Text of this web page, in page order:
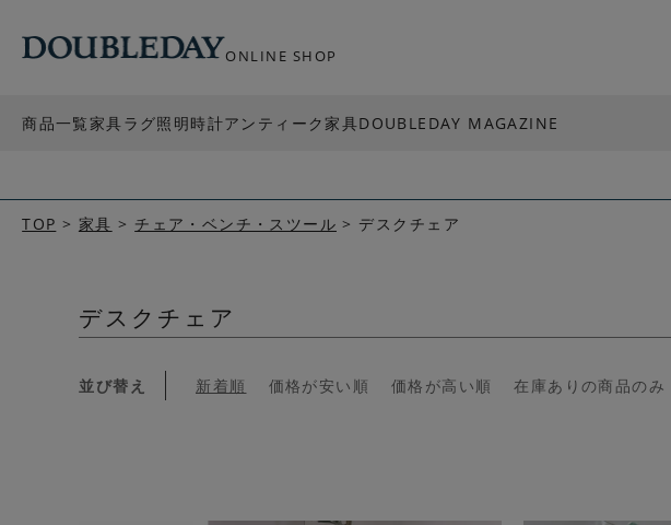
ONLINE SHOP
商品一覧家具ラグ照明時計アンティーク家具DOUBLEDAY MAGAZINE
TOP 家具 チェア・ベンチ・スツール デスクチェア
デスクチェア
並び替え 新着順 価格が安い順 価格が高い順 在庫ありの商品のみ